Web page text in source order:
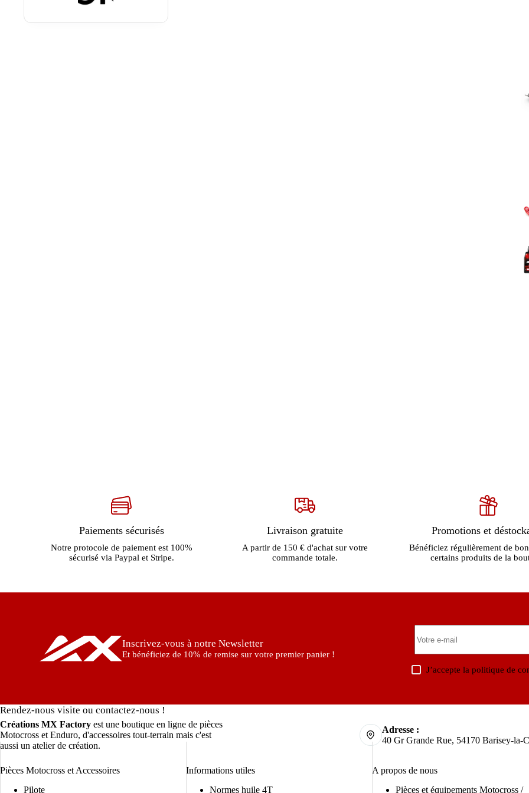
Paiements sécurisés
Notre protocole de paiement est 100%
sécurisé via Paypal et Stripe.
Livraison gratuite
A partir de 150 € d'achat sur votre
commande totale.
Promotions et
Bénéficiez régulièrement de
certains produits de la
Inscrivez-vous à notre Newsletter
Et bénéficiez de 10% de remise sur votre premier panier !
J’accepte lapolitique de
Rendez-nous visite ou contactez-nous !
Créations MX Factory est une boutique en ligne de pièces
Motocross et Enduro, d'accessoires tout-terrain mais c'est
aussi un atelier de création.
Adresse :
40 Gr Grande Rue, 54170 Barisey-la-
Pièces Motocross et Accessoires
Pilote
Informations utiles
Normes huile 4T
A propos de nous
Pièces et équipements Motocross /